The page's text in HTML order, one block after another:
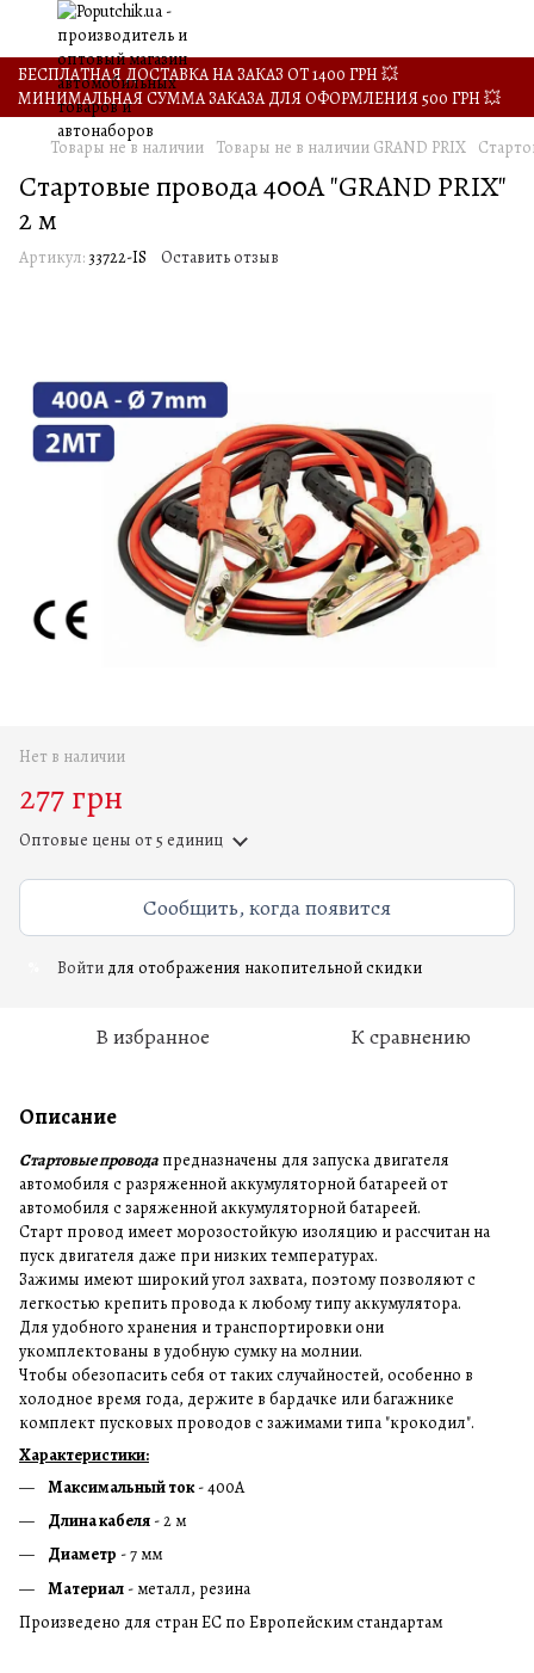
БЕСПЛАТНАЯ ДОСТАВКА НА ЗАКАЗ ОТ 1400 ГРН 💥
МИНИМАЛЬНАЯ СУММА ЗАКАЗА ДЛЯ ОФОРМЛЕНИЯ 500 ГРН 💥
Товары не в наличии Товары не в наличии GRAND PRIX
Стартовые провода 400A "GRAND PRIX"
2 м
Артикул: 33722-IS Оставить отзыв
Нет в наличии
277 грн
Оптовые цены от 5 единиц
Сообщить, когда появится
Войти для отображения накопительной скидки
В избранное К сравнению
Описание
Стартовые провода предназначены для запуска двигателя
автомобиля с разряженной аккумуляторной батареей от
автомобиля с заряженной аккумуляторной батареей.
Старт провод имеет морозостойкую изоляцию и рассчитан на
пуск двигателя даже при низких температурах.
Зажимы имеют широкий угол захвата, поэтому позволяют с
легкостью крепить провода к любому типу аккумулятора.
Для удобного хранения и транспортировки они
укомплектованы в удобную сумку на молнии.
Чтобы обезопасить себя от таких случайностей, особенно в
холодное время года, держите в бардачке или багажнике
комплект пусковых проводов с зажимами типа "крокодил".
Характеристики:
Максимальный ток- 400A
Длина кабеля - 2 м
Диаметр - 7 мм
Материал - металл, резина
Произведено для стран ЕС по Европейским стандартам